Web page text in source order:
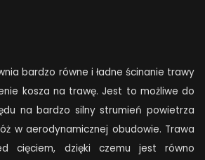
bardzo równe i ładne ścinanie trawy
kosza na trawę. Jest to możliwe do
na bardzo silny strumień powietrza
w aerodynamicznej obudowie. Trawa
cięciem, dzięki czemu jest równo